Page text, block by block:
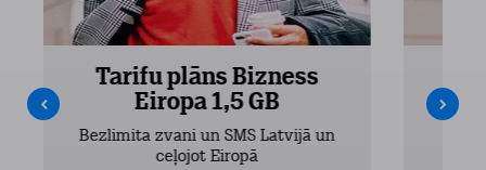
Tarifu plāns Bizness
Eiropa 1,5 GB
Bezlimita zvani un SMS Latvijā un
ceļojot Eiropā